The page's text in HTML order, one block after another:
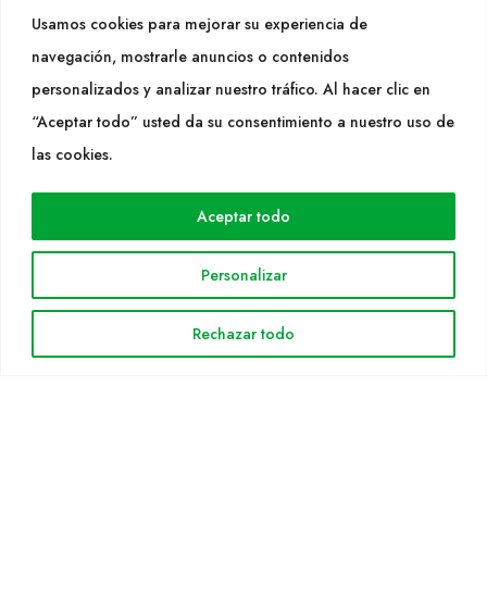
Usamos cookies para mejorar su experiencia de
navegación, mostrarle anuncios o contenidos
personalizados y analizar nuestro tráfico. Al hacer clic en
“Aceptar todo” usted da su consentimiento a nuestro uso de
las cookies.
Personalizar
Rechazar todo
Aceptar todo
SÍGUENOS
WEB
Cultidelta
Solicitud Catálogo